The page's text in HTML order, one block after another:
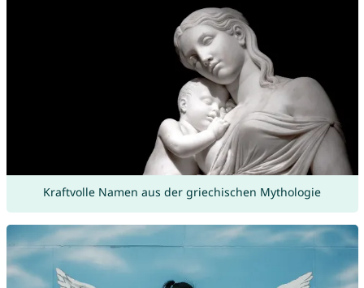
Kraftvolle Namen aus der griechischen Mythologie